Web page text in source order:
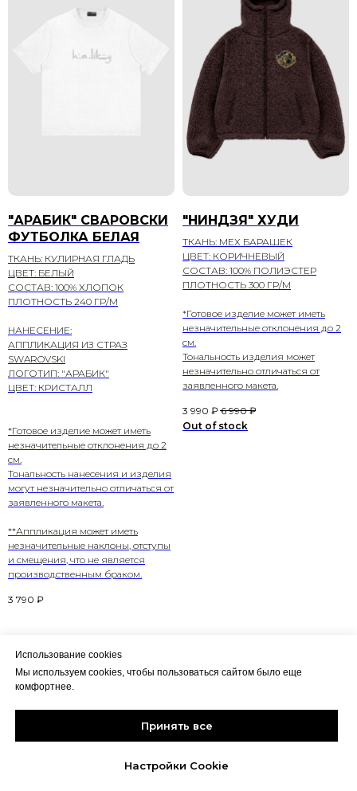
"АРАБИК" СВАРОВСКИ
ФУТБОЛКА БЕЛАЯ
ТКАНЬ: КУЛИРНАЯ ГЛАДЬ
ЦВЕТ: БЕЛЫЙ
СОСТАВ: 100% ХЛОПОК
ПЛОТНОСТЬ 240 ГР/М
НАНЕСЕНИЕ:
АППЛИКАЦИЯ ИЗ СТРАЗ
SWAROVSKI
ЛОГОТИП: "АРАБИК"
ЦВЕТ: КРИСТАЛЛ
*Готовое изделие может иметь
незначительные отклонения до 2
см.
Тональность нанесения и изделия
могут незначительно отличаться от
заявленного макета.
**Аппликация может иметь
незначительные наклоны, отступы
и смещения, что не является
производственным браком.
3 790 ₽
"НИНДЗЯ" ХУДИ
ТКАНЬ: МЕХ БАРАШЕК
ЦВЕТ: КОРИЧНЕВЫЙ
СОСТАВ: 100% ПОЛИЭСТЕР
ПЛОТНОСТЬ 300 ГР/М
*Готовое изделие может иметь
незначительные отклонения до 2
см.
Тональность изделия может
незначительно отличаться от
заявленного макета.
3 990 ₽ 6 990 ₽
Out of stock
HALIKY
Контакты
Политика конфиденциальности
Использование cookies
Мы используем cookies, чтобы пользоваться сайтом было еще
комфортнее.
Принять все
Настройки Cookie